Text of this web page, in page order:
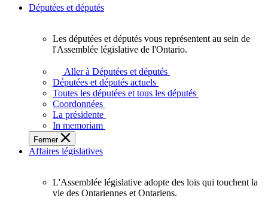
Députées et députés
députés
vous
représentent
sein
de
l'Assemblée
législative
l'Ontario.
Les députées et députés vous représentent au sein de
l'Assemblée législative de l'Ontario.
Aller à Députées et députés
Députées et députés actuels
Toutes les députées et tous les députés
Coordonnées
La présidente
In memoriam
Fermer
Affaires législatives
L'Assemblée
L'Assemblée législative adopte des lois qui touchent la
vie des Ontariennes et Ontariens.